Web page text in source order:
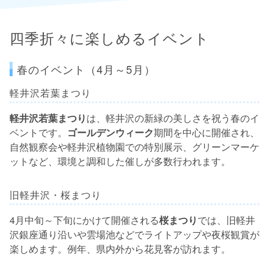
四季折々に楽しめるイベント
春のイベント（4月～5月）
軽井沢若葉まつり
軽井沢若葉まつりは、軽井沢の新緑の美しさを祝う春のイ
ベントです。 ゴールデンウィーク期間を中心に開催され、
自然観察会や軽井沢植物園での特別展示、グリーンマーケ
ットなど、環境と調和した催しが多数行われます。
旧軽井沢・桜まつり
4月中旬～下旬にかけて開催される桜まつりでは、旧軽井
沢銀座通り沿いや雲場池などでライトアップや夜桜観賞が
楽しめます。例年、県内外から花見客が訪れます。